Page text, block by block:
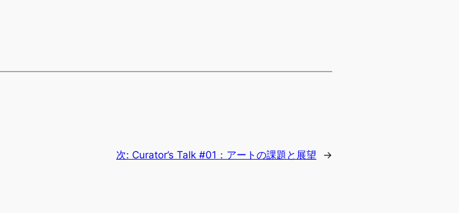
次: Curator’s Talk #01：アートの課題と展望 →